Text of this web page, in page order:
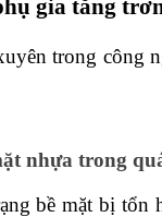
gia tăng
trong công
nhựa trong
bề mặt bị